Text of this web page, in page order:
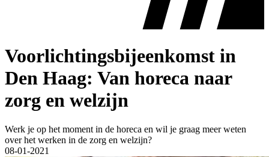
Voorlichtingsbijeenkomst in
Den Haag: Van horeca naar
zorg en welzijn
Werk je op het moment in de horeca en wil je graag meer weten
over het werken in de zorg en welzijn?
08-01-2021